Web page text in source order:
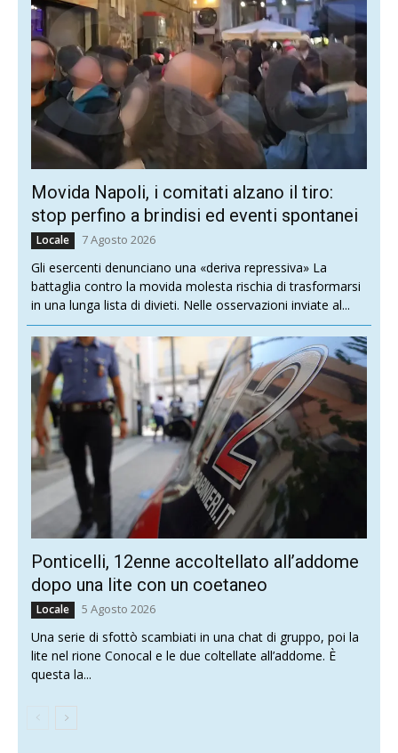
Movida Napoli, i comitati alzano il tiro:
stop perfino a brindisi ed eventi spontanei
Locale 7 Agosto 2026
Gli esercenti denunciano una «deriva repressiva» La
battaglia contro la movida molesta rischia di trasformarsi
in una lunga lista di divieti. Nelle osservazioni inviate al...
Ponticelli, 12enne accoltellato all’addome
dopo una lite con un coetaneo
Locale 5 Agosto 2026
Una serie di sfottò scambiati in una chat di gruppo, poi la
lite nel rione Conocal e le due coltellate all’addome. È
questa la...